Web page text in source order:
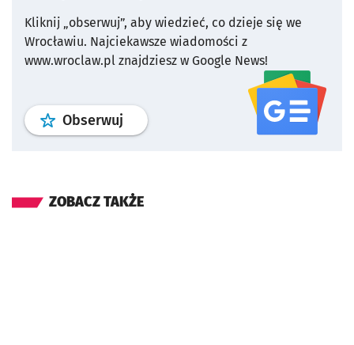
Kliknij „obserwuj”, aby wiedzieć, co dzieje się we
Wrocławiu. Najciekawsze wiadomości z
www.wroclaw.pl znajdziesz w Google News!
Obserwuj profil serwisu
ZOBACZ TAKŻE